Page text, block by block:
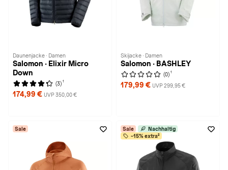
Daunenjacke · Damen
Salomon · Elixir Micro
Down
(3) 1
174,99 € UVP 350,00 €
Skijacke · Damen
Salomon · BASHLEY
(0) 1
179,99 € UVP 299,95 €
Sale Sale
Nachhaltig
-15% extra²